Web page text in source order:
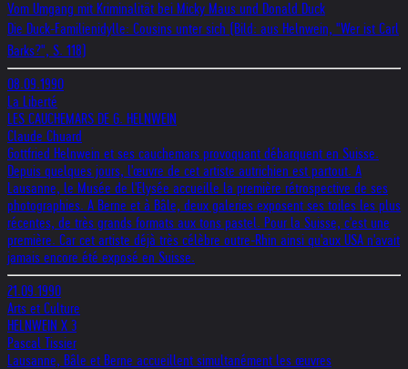
Vom Umgang mit Kriminalität bei Micky Maus und Donald Duck
Die Duck-Familienidylle: Cousins unter sich (Bild: aus Helnwein, "Wer ist Carl
Barks?", S. 118)
08.09.1990
La Liberté
LES CAUCHEMARS DE G. HELNWEIN
Claude Chuard
Gottfried Helnwein et ses cauchemars provoquant débarquent en Suisse.
Depuis quelques jours, l'œuvre de cet artiste autrichien est partout. A
Lausanne, le Musée de l'Elysée accueille la première rétrospective de ses
photographies. A Berne et à Bâle, deux galeries exposent ses toiles les plus
récentes, de très grands formats aux tons pastel. Pour la Suisse, c'est une
première. Car cet artiste déjà très célèbre outre-Rhin ainsi qu'aux USA n'avait
jamais encore été exposé en Suisse.
21.09.1990
Arts et Culture
HELNWEIN X 3
Pascal Tissier
Lausanne, Bâle et Berne accueillent simultanément les œuvres